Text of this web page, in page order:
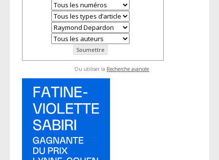
Ou utiliser la Recherche avancée